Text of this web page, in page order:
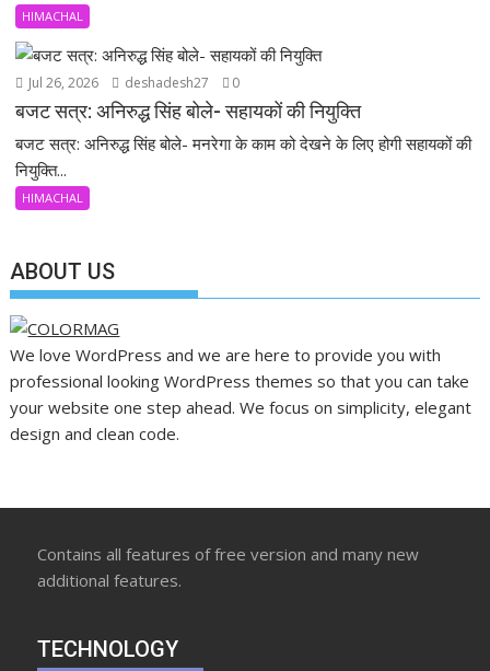
HIMACHAL
Jul 26, 2026 deshadesh27 0
बजट सत्र: अनिरुद्ध सिंह बोले- सहायकों की नियुक्ति
बजट सत्र: अनिरुद्ध सिंह बोले- मनरेगा के काम को देखने के लिए होगी सहायकों की
नियुक्ति...
HIMACHAL
ABOUT US
We love WordPress and we are here to provide you with
professional looking WordPress themes so that you can take
your website one step ahead. We focus on simplicity, elegant
design and clean code.
Contains all features of free version and many new
additional features.
TECHNOLOGY